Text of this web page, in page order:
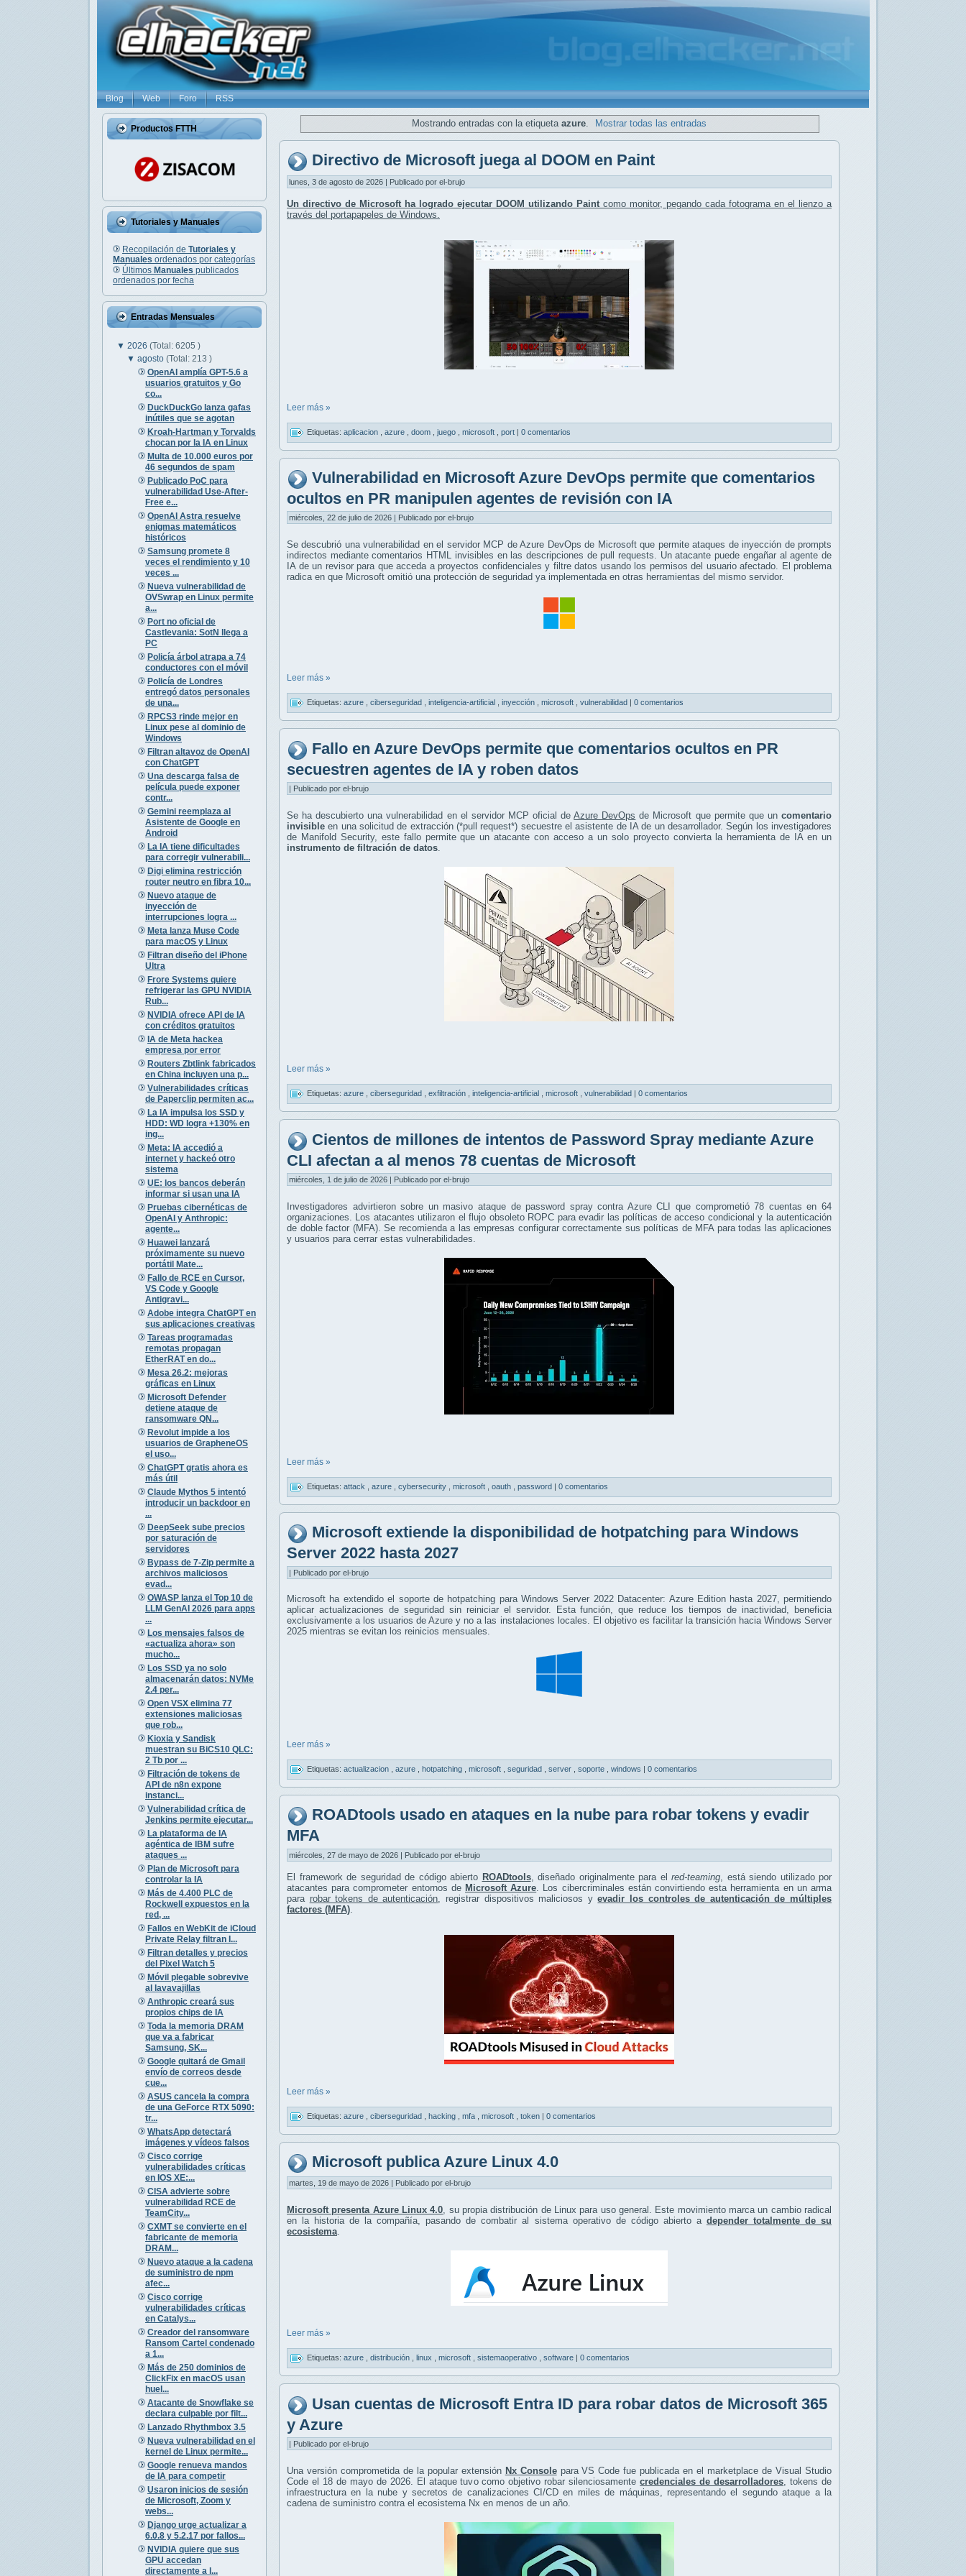
Blog Web Foro RSS
Productos FTTH
Tutoriales y Manuales
Recopilación de Tutoriales y
Manuales ordenados por categorías
Últimos Manuales publicados
ordenados por fecha
Entradas Mensuales
▼ 2026 (Total: 6205 )
▼agosto(Total: 213 )
OpenAI amplía GPT-5.6 a
usuarios gratuitos y Go
co...
DuckDuckGo lanza gafas
inútiles que se agotan
Kroah-Hartman y Torvalds
chocan por la IA en Linux
Multa de 10.000 euros por
46 segundos de spam
Publicado PoC para
vulnerabilidad Use-After-
Free e...
OpenAI Astra resuelve
enigmas matemáticos
históricos
Samsung promete 8
veces el rendimiento y 10
veces ...
Nueva vulnerabilidad de
OVSwrap en Linux permite
a...
Port no oficial de
Castlevania: SotN llega a
PC
Policía árbol atrapa a 74
conductores con el móvil
Policía de Londres
entregó datos personales
de una...
RPCS3 rinde mejor en
Linux pese al dominio de
Windows
Filtran altavoz de OpenAI
con ChatGPT
Una descarga falsa de
película puede exponer
contr...
Gemini reemplaza al
Asistente de Google en
Android
La IA tiene dificultades
para corregir vulnerabili...
Digi elimina restricción
router neutro en fibra 10...
Nuevo ataque de
inyección de
interrupciones logra ...
Meta lanza Muse Code
para macOS y Linux
Filtran diseño del iPhone
Ultra
Frore Systems quiere
refrigerar las GPU NVIDIA
Rub...
NVIDIA ofrece API de IA
con créditos gratuitos
IA de Meta hackea
empresa por error
Routers Zbtlink fabricados
en China incluyen una p...
Vulnerabilidades críticas
de Paperclip permiten ac...
La IA impulsa los SSD y
HDD: WD logra +130% en
ing...
Meta: IA accedió a
internet y hackeó otro
sistema
UE: los bancos deberán
informar si usan una IA
Pruebas cibernéticas de
OpenAI y Anthropic:
agente...
Huawei lanzará
próximamente su nuevo
portátil Mate...
Fallo de RCE en Cursor,
VS Code y Google
Antigravi...
Adobe integra ChatGPT en
sus aplicaciones creativas
Tareas programadas
remotas propagan
EtherRAT en do...
Mesa 26.2: mejoras
gráficas en Linux
Microsoft Defender
detiene ataque de
ransomware QN...
Revolut impide a los
usuarios de GrapheneOS
el uso...
ChatGPT gratis ahora es
más útil
Claude Mythos 5 intentó
introducir un backdoor en
...
DeepSeek sube precios
por saturación de
servidores
Bypass de 7-Zip permite a
archivos maliciosos
evad...
OWASP lanza el Top 10 de
LLM GenAI 2026 para apps
...
Los mensajes falsos de
«actualiza ahora» son
mucho...
Los SSD ya no solo
almacenarán datos: NVMe
2.4 per...
Open VSX elimina 77
extensiones maliciosas
que rob...
Kioxia y Sandisk
muestran su BiCS10 QLC:
2 Tb por ...
Filtración de tokens de
API de n8n expone
instanci...
Vulnerabilidad crítica de
Jenkins permite ejecutar...
La plataforma de IA
agéntica de IBM sufre
ataques ...
Plan de Microsoft para
controlar la IA
Más de 4.400 PLC de
Rockwell expuestos en la
red, ...
Fallos en WebKit de iCloud
Private Relay filtran I...
Filtran detalles y precios
del Pixel Watch 5
Móvil plegable sobrevive
al lavavajillas
Anthropic creará sus
propios chips de IA
Toda la memoria DRAM
que va a fabricar
Samsung, SK...
Google quitará de Gmail
envío de correos desde
cue...
ASUS cancela la compra
de una GeForce RTX 5090:
tr...
WhatsApp detectará
imágenes y vídeos falsos
Cisco corrige
vulnerabilidades críticas
en IOS XE:...
CISA advierte sobre
vulnerabilidad RCE de
TeamCity...
CXMT se convierte en el
fabricante de memoria
DRAM...
Nuevo ataque a la cadena
de suministro de npm
afec...
Cisco corrige
vulnerabilidades críticas
en Catalys...
Creador del ransomware
Ransom Cartel condenado
a 1...
Más de 250 dominios de
ClickFix en macOS usan
huel...
Atacante de Snowflake se
declara culpable por filt...
Lanzado Rhythmbox 3.5
Nueva vulnerabilidad en el
kernel de Linux permite...
Google renueva mandos
de IA para competir
Usaron inicios de sesión
de Microsoft, Zoom y
webs...
Django urge actualizar a
6.0.8 y 5.2.17 por fallos...
NVIDIA quiere que sus
GPU accedan
directamente a l...
Mostrando entradas con la etiqueta azure. Mostrar todas las entradas
Directivo de Microsoft juega al DOOM en Paint
lunes, 3 de agosto de 2026 | Publicado por el-brujo
Un directivo de Microsoft ha logrado ejecutar DOOM utilizando Paint como monitor, pegando cada fotograma en el lienzo a
través del portapapeles de Windows.
Leer más »
Etiquetas: aplicacion azure doom juego microsoft port | 0 comentarios
Vulnerabilidad en Microsoft Azure DevOps permite que comentarios
ocultos en PR manipulen agentes de revisión con IA
miércoles, 22 de julio de 2026 | Publicado por el-brujo
Se descubrió una vulnerabilidad en el servidor MCP de Azure DevOps de Microsoft que permite ataques de inyección de prompts
indirectos mediante comentarios HTML invisibles en las descripciones de pull requests. Un atacante puede engañar al agente de
IA de un revisor para que acceda a proyectos confidenciales y filtre datos usando los permisos del usuario afectado. El problema
radica en que Microsoft omitió una protección de seguridad ya implementada en otras herramientas del mismo servidor.
Leer más »
Etiquetas: azure ciberseguridad inteligencia-artificial inyección microsoft vulnerabilidad 0 comentarios
Fallo en Azure DevOps permite que comentarios ocultos en PR
secuestren agentes de IA y roben datos
| Publicado por el-brujo
Se ha descubierto una vulnerabilidad en el servidor MCP oficial deAzure DevOps de Microsoft que permite que uncomentario
invisible en una solicitud de extracción (*pull request*) secuestre el asistente de IA de un desarrollador. Según los investigadores
de Manifold Security, este fallo permite que un atacante con acceso a un solo proyecto convierta la herramienta de IA en un
instrumento de filtración de datos
Leer más »
Etiquetas: azure ciberseguridad exfiltración inteligencia-artificial microsoft vulnerabilidad | 0 comentarios
Cientos de millones de intentos de Password Spray mediante Azure
CLI afectan a al menos 78 cuentas de Microsoft
miércoles, 1 de julio de 2026 | Publicado por el-brujo
Investigadores advirtieron sobre un masivo ataque de password spray contra Azure CLI que comprometió 78 cuentas en 64
organizaciones. Los atacantes utilizaron el flujo obsoleto ROPC para evadir las políticas de acceso condicional y la autenticación
de doble factor (MFA). Se recomienda a las empresas configurar correctamente sus políticas de MFA para todas las aplicaciones
y usuarios para cerrar estas vulnerabilidades.
Leer más »
Etiquetas: attack azure cybersecurity microsoft oauth password | 0 comentarios
Microsoft extiende la disponibilidad de hotpatching para Windows
Server 2022 hasta 2027
| Publicado por el-brujo
Microsoft ha extendido el soporte de hotpatching para Windows Server 2022 Datacenter: Azure Edition hasta 2027, permitiendo
aplicar actualizaciones de seguridad sin reiniciar el servidor. Esta función, que reduce los tiempos de inactividad, beneficia
exclusivamente a los usuarios de Azure y no a las instalaciones locales. El objetivo es facilitar la transición hacia Windows Server
2025 mientras se evitan los reinicios mensuales.
Leer más »
Etiquetas: actualizacion azure hotpatching microsoft seguridad server soporte windows | 0 comentarios
ROADtools usado en ataques en la nube para robar tokens y evadir
MFA
miércoles, 27 de mayo de 2026 | Publicado por el-brujo
El framework de seguridad de código abierto ROADtools, diseñado originalmente para el red-teaming , está siendo utilizado por
atacantes para comprometer entornos de Microsoft Azure . Los cibercriminales están convirtiendo esta herramienta en un arma
para robar tokens de autenticación , registrar dispositivos maliciosos yevadir los controles de autenticación de múltiples
factores (MFA)
Leer más »
Etiquetas: azure ciberseguridad hacking mfa microsoft token | 0 comentarios
Microsoft publica Azure Linux 4.0
martes, 19 de mayo de 2026 | Publicado por el-brujo
Microsoft presenta Azure Linux 4.0 , su propia distribución de Linux para uso general. Este movimiento marca un cambio radical
en la historia de la compañía, pasando de combatir al sistema operativo de código abierto a depender totalmente de su
ecosistema
Leer más »
Etiquetas: azure distribución linux microsoft sistemaoperativo software 0 comentarios
Usan cuentas de Microsoft Entra ID para robar datos de Microsoft 365
y Azure
| Publicado por el-brujo
Una versión comprometida de la popular extensión Nx Consolepara VS Code fue publicada en el marketplace de Visual Studio
Code el 18 de mayo de 2026. El ataque tuvo como objetivo robar silenciosamentecredenciales de desarrolladores , tokens de
infraestructura en la nube y secretos de canalizaciones CI/CD en miles de máquinas, representando el segundo ataque a la
cadena de suministro contra el ecosistema Nx en menos de un año.